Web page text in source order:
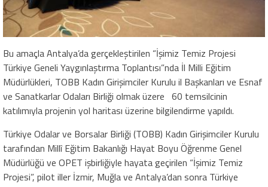
Bu amaçla Antalya’da gerçekleştirilen “İşimiz Temiz Projesi
Türkiye Geneli Yaygınlaştırma Toplantısı”nda İl Milli Eğitim
Müdürlükleri, TOBB Kadın Girişimciler Kurulu il Başkanları ve Esnaf
ve Sanatkarlar Odaları Birliği olmak üzere 60 temsilcinin
katılımıyla projenin yol haritası üzerine bilgilendirme yapıldı.
Türkiye Odalar ve Borsalar Birliği (TOBB) Kadın Girişimciler Kurulu
tarafından Millî Eğitim Bakanlığı Hayat Boyu Öğrenme Genel
Müdürlüğü ve OPET işbirliğiyle hayata geçirilen “İşimiz Temiz
Projesi”, pilot iller İzmir, Muğla ve Antalya’dan sonra Türkiye